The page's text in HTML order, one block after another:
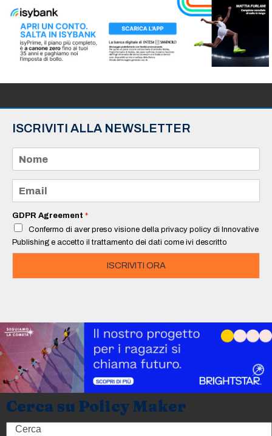
ISCRIVITI ALLA NEWSLETTER
m
e
a
i
*
GDPR Agreement *
Confermo di aver preso visione della privacy policy di Innovative
Publishing e accetto il trattamento dei dati come ivi descritto
ISCRIVITI ORA
Cerca su Policy Maker
Search